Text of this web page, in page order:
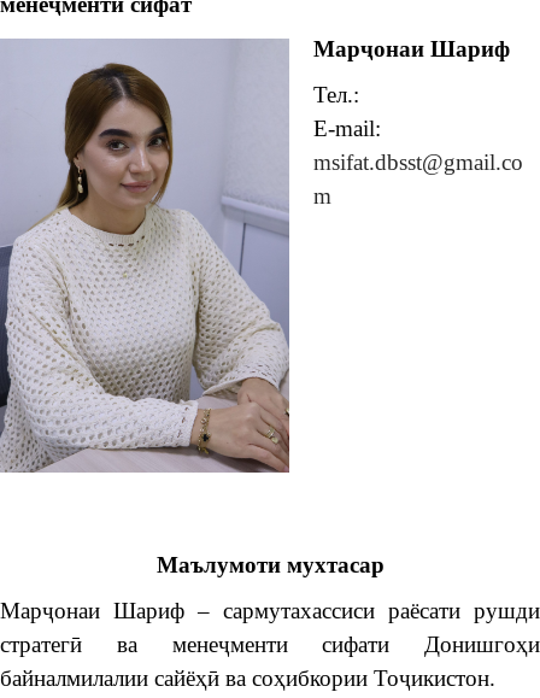
Марҷонаи Шариф
Тел.:
E-mail:
msifat.dbsst@gmail.co
m
Маълумоти мухтасар
Марҷонаи Шариф – сармутахассиси раёсати рушди
стратегӣ ва менеҷменти сифати Донишгоҳи
байналмилалии сайёҳӣ ва соҳибкории Тоҷикистон.